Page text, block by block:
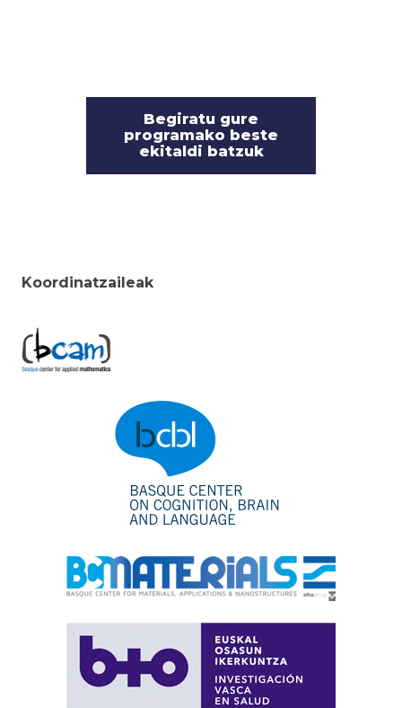
Begiratu gure
programako beste
ekitaldi batzuk
Koordinatzaileak